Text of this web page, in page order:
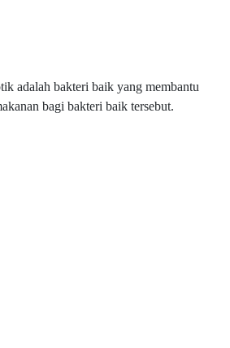
adalah bakteri baik yang membantu
bagi bakteri baik tersebut.